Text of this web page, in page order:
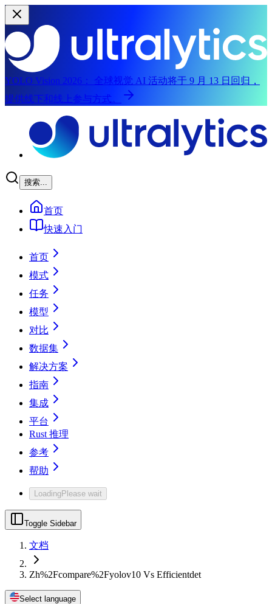
YOLO Vision 2026：
全球视觉 AI 活动将于 9 月 13 日回归，
提供线下和线上参与方式。
搜索...
首页
快速入门
首页
模式
任务
模型
对比
数据集
解决方案
指南
集成
平台
Rust 推理
参考
帮助
LoadingPlease wait
Toggle Sidebar
文档
Zh%2Fcompare%2Fyolov10 Vs Efficientdet
Select language